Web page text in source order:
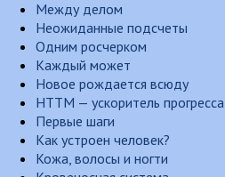
Между делом
Неожиданные подсчеты
Одним росчерком
Каждый может
Новое рождается всюду
НТТМ — ускоритель прогресса
Первые шаги
Как устроен человек?
Кожа, волосы и ногти